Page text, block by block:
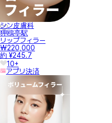
シン皮膚科
狎鴎亭駅
リップフィラー
₩220,000
約 ¥245.7
10+
アプリ決済